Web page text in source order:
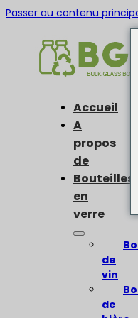
Passer au contenu
Accueil
A
propos
de
Bouteilles
en
verre
de
vin
de